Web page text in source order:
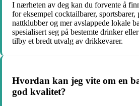
I nærheten av deg kan du forvente å
for eksempel cocktailbarer, sportsbarer,
nattklubber og mer avslappede lokale
spesialisert seg på bestemte drinker
tilby et bredt utvalg av drikkevarer.
Hvordan kan jeg vite om en
god kvalitet?